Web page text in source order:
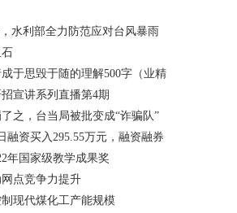
水利部全力防范应对台风暴雨
于思毁于随的理解500字（业精
宣讲系列直播第4期
之，台当局被批变成“诈骗队”
融资买入295.55万元，融资融券
年国家级教学成果奖
点竞争力提升
现代煤化工产能规模